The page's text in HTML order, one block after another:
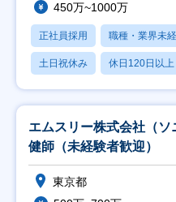
450万~1000万
正社員採用 職種・業界未
土日祝休み 休日120日以上
エムスリー株式会社（
健師（未経験者歓迎）
東京都